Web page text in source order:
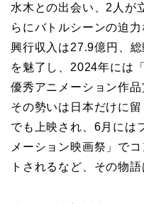
水木との出会い、2人が
らにバトルシーンの迫
興行収入は27.9億円、
を魅了し、2024年には
優秀アニメーション作品
その勢いは日本だけに
でも上映され、6月には
メーション映画祭」で
トされるなど、その物